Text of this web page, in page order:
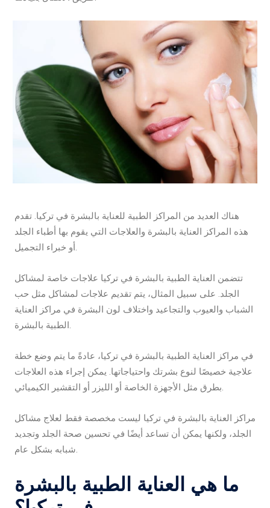
هناك العديد من المراكز الطبية للعناية بالبشرة في تركيا. تقدم
هذه المراكز العناية بالبشرة والعلاجات التي يقوم بها أطباء الجلد
أو خبراء التجميل.
تتضمن العناية الطبية بالبشرة في تركيا علاجات خاصة لمشاكل
الجلد. على سبيل المثال، يتم تقديم علاجات لمشاكل مثل حب
الشباب والعيوب والتجاعيد واختلاف لون البشرة في مراكز العناية
الطبية بالبشرة.
في مراكز العناية الطبية بالبشرة في تركيا، عادةً ما يتم وضع خطة
علاجية خصيصًا لنوع بشرتك واحتياجاتها. يمكن إجراء هذه العلاجات
بطرق مثل الأجهزة الخاصة أو الليزر أو التقشير الكيميائي.
مراكز العناية بالبشرة في تركيا ليست مخصصة فقط لعلاج مشاكل
الجلد، ولكنها يمكن أن تساعد أيضًا في تحسين صحة الجلد وتجديد
شبابه بشكل عام.
ما هي العناية الطبية بالبشرة